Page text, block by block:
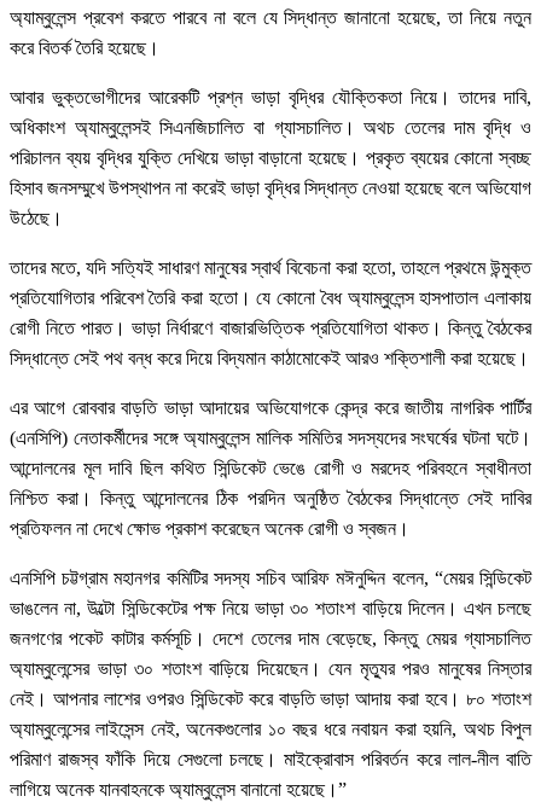
অ্যাম্বুলেন্স প্রবেশ করতে পারবে না বলে যে সিদ্ধান্ত জানানো হয়েছে, তা নিয়ে নতুন
করে বিতর্ক তৈরি হয়েছে।
আবার ভুক্তভোগীদের আরেকটি প্রশ্ন ভাড়া বৃদ্ধির যৌক্তিকতা নিয়ে। তাদের দাবি,
অধিকাংশ অ্যাম্বুলেন্সই সিএনজিচালিত বা গ্যাসচালিত। অথচ তেলের দাম বৃদ্ধি ও
পরিচালন ব্যয় বৃদ্ধির যুক্তি দেখিয়ে ভাড়া বাড়ানো হয়েছে। প্রকৃত ব্যয়ের কোনো স্বচ্ছ
হিসাব জনসম্মুখে উপস্থাপন না করেই ভাড়া বৃদ্ধির সিদ্ধান্ত নেওয়া হয়েছে বলে অভিযোগ
উঠেছে।
তাদের মতে, যদি সত্যিই সাধারণ মানুষের স্বার্থ বিবেচনা করা হতো, তাহলে প্রথমে উন্মুক্ত
প্রতিযোগিতার পরিবেশ তৈরি করা হতো। যে কোনো বৈধ অ্যাম্বুলেন্স হাসপাতাল এলাকায়
রোগী নিতে পারত। ভাড়া নির্ধারণে বাজারভিত্তিক প্রতিযোগিতা থাকত। কিন্তু বৈঠকের
সিদ্ধান্তে সেই পথ বন্ধ করে দিয়ে বিদ্যমান কাঠামোকেই আরও শক্তিশালী করা হয়েছে।
এর আগে রোববার বাড়তি ভাড়া আদায়ের অভিযোগকে কেন্দ্র করে জাতীয় নাগরিক পার্টির
(এনসিপি) নেতাকর্মীদের সঙ্গে অ্যাম্বুলেন্স মালিক সমিতির সদস্যদের সংঘর্ষের ঘটনা ঘটে।
আন্দোলনের মূল দাবি ছিল কথিত সিন্ডিকেট ভেঙে রোগী ও মরদেহ পরিবহনে স্বাধীনতা
নিশ্চিত করা। কিন্তু আন্দোলনের ঠিক পরদিন অনুষ্ঠিত বৈঠকের সিদ্ধান্তে সেই দাবির
প্রতিফলন না দেখে ক্ষোভ প্রকাশ করেছেন অনেক রোগী ও স্বজন।
এনসিপি চট্টগ্রাম মহানগর কমিটির সদস্য সচিব আরিফ মঈনুদ্দিন বলেন, “মেয়র সিন্ডিকেট
ভাঙলেন না, উল্টো সিন্ডিকেটের পক্ষ নিয়ে ভাড়া ৩০ শতাংশ বাড়িয়ে দিলেন। এখন চলছে
জনগণের পকেট কাটার কর্মসূচি। দেশে তেলের দাম বেড়েছে, কিন্তু মেয়র গ্যাসচালিত
অ্যাম্বুলেন্সের ভাড়া ৩০ শতাংশ বাড়িয়ে দিয়েছেন। যেন মৃত্যুর পরও মানুষের নিস্তার
নেই। আপনার লাশের ওপরও সিন্ডিকেট করে বাড়তি ভাড়া আদায় করা হবে। ৮০ শতাংশ
অ্যাম্বুলেন্সের লাইসেন্স নেই, অনেকগুলোর ১০ বছর ধরে নবায়ন করা হয়নি, অথচ বিপুল
পরিমাণ রাজস্ব ফাঁকি দিয়ে সেগুলো চলছে। মাইক্রোবাস পরিবর্তন করে লাল-নীল বাতি
লাগিয়ে অনেক যানবাহনকে অ্যাম্বুলেন্স বানানো হয়েছে।”